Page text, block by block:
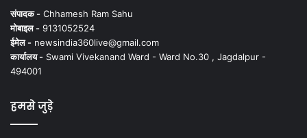
संपादक - Chhamesh Ram Sahu
मोबाइल - 9131052524
ईमेल - newsindia360live@gmail.com
कार्यालय - Swami Vivekanand Ward - Ward No.30 , Jagdalpur -
494001
हमसे जुड़े